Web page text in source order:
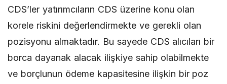
CDS’ler yatırımcıların CDS üzerine konu olan
korele riskini değerlendirmekte ve gerekli olan
pozisyonu almaktadır. Bu sayede CDS alıcıları bir
borca dayanak alacak ilişkiye sahip olabilmekte
ve borçlunun ödeme kapasitesine ilişkin bir poz